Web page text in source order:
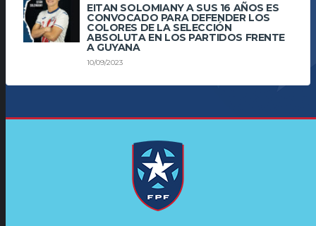
EITAN SOLOMIANY A SUS 16 AÑOS ES
CONVOCADO PARA DEFENDER LOS
COLORES DE LA SELECCIÓN
ABSOLUTA EN LOS PARTIDOS FRENTE
A GUYANA
10/09/2023